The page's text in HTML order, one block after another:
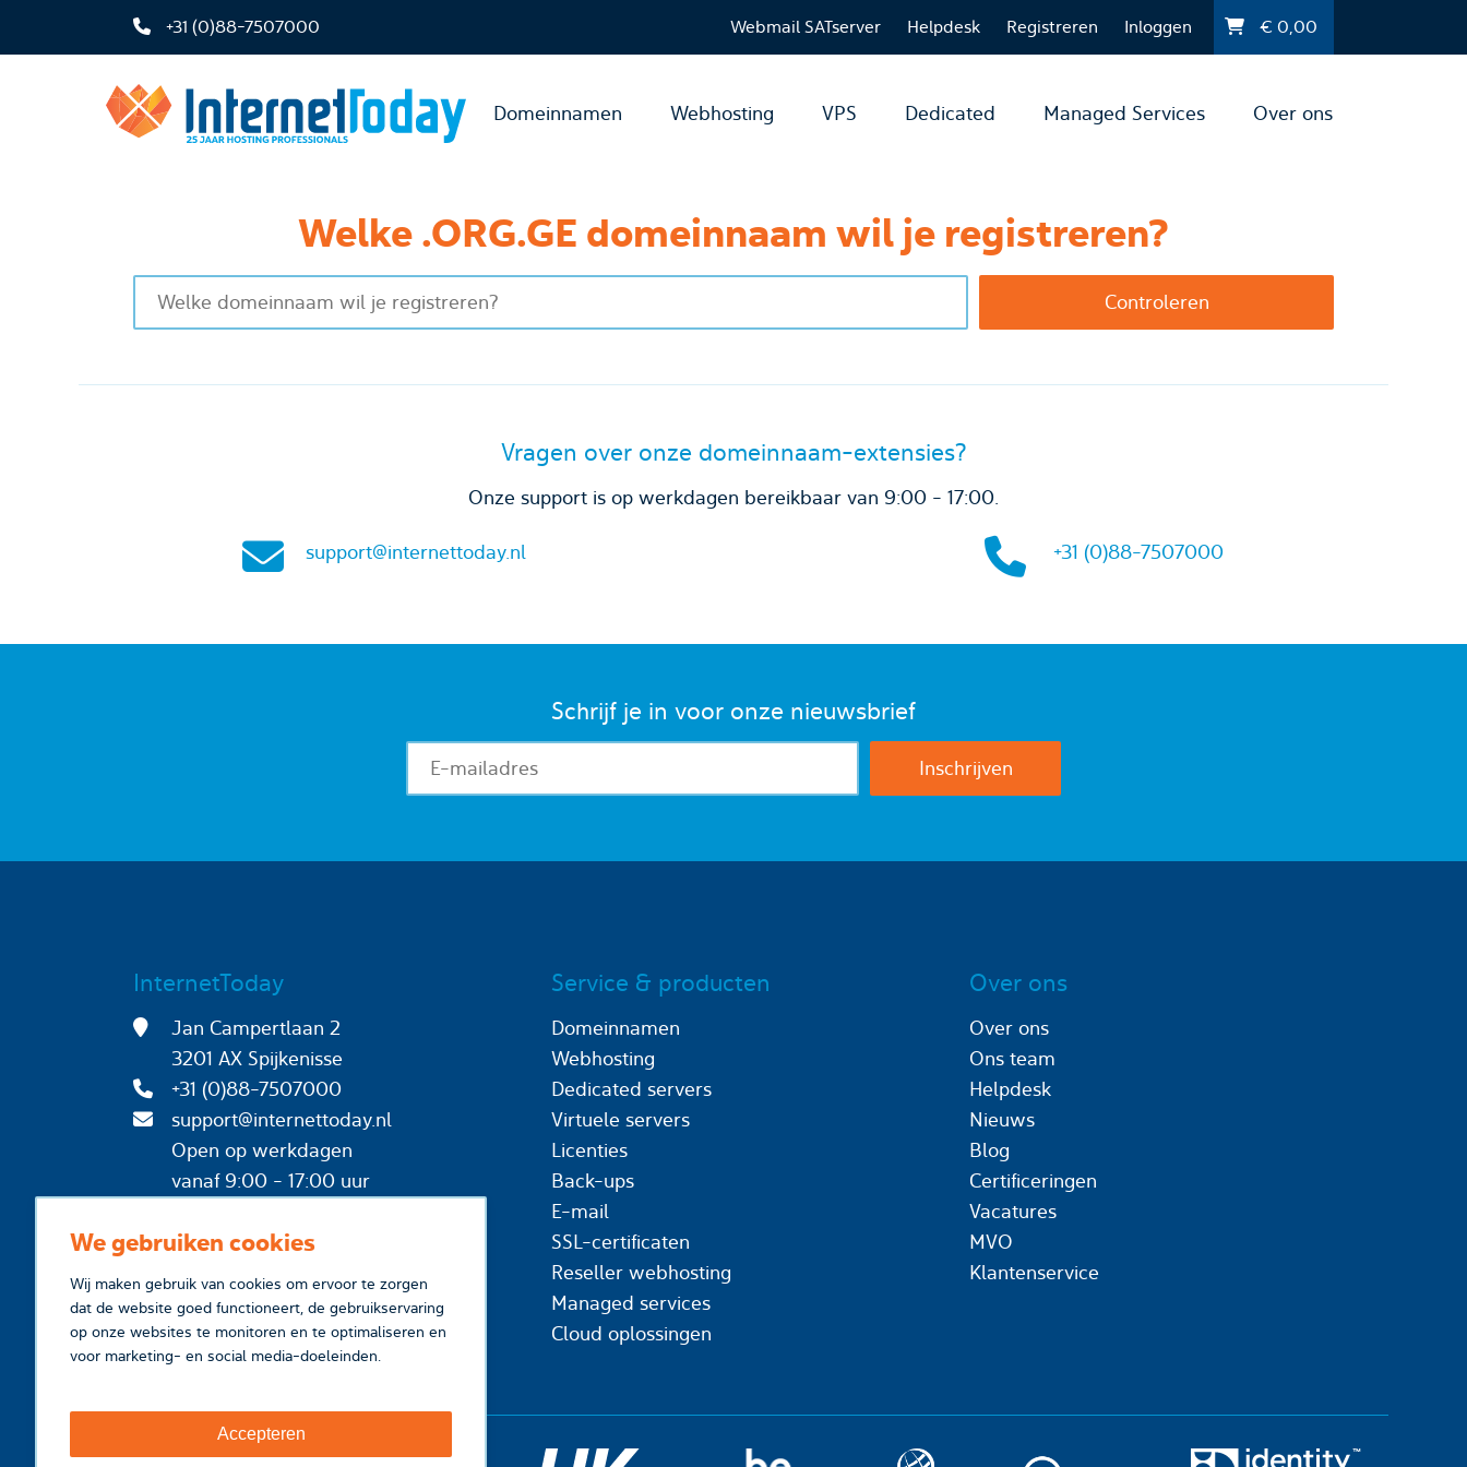
We gebruiken cookies
Wij maken gebruik van cookies om ervoor te zorgen
dat de website goed functioneert, de gebruikservaring
op onze websites te monitoren en te optimaliseren en
voor marketing- en social media-doeleinden.
Accepteren
+31 (0)88-7507000 Webmail SATserver Helpdesk Registreren Inloggen €0,00
Domeinnamen Webhosting VPS Dedicated Managed Services Over ons
Welke .ORG.GE domeinnaam wil je registreren?
Vragen over onze domeinnaam-extensies?
Onze support is op werkdagen bereikbaar van 9:00 - 17:00.
support@internettoday.nl +31 (0)88-7507000
Schrijf je in voor onze nieuwsbrief
InternetToday
Jan Campertlaan 2
3201 AX Spijkenisse
+31 (0)88-7507000
support@internettoday.nl
Open op werkdagen
vanaf 9:00 - 17:00 uur
Service & producten
Domeinnamen
Webhosting
Dedicated servers
Virtuele servers
Licenties
Back-ups
E-mail
SSL-certificaten
Reseller webhosting
Managed services
Cloud oplossingen
Over ons
Over ons
Ons team
Helpdesk
Nieuws
Blog
Certificeringen
Vacatures
MVO
Klantenservice